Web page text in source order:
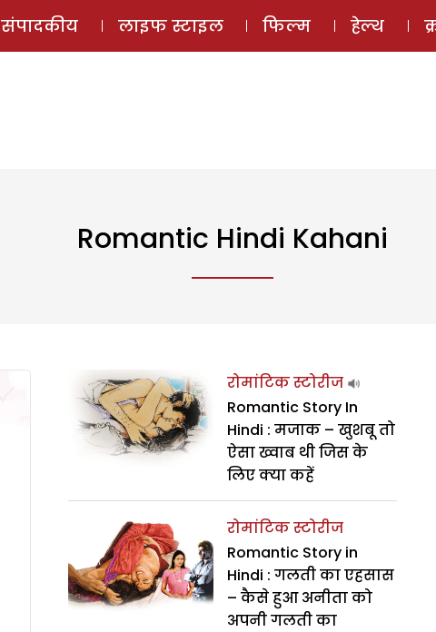
ई-मैगज़ीन
संपादकीय लाइफ स्टाइल फिल्म हेल्थ
Romantic Hindi Kahani
रोमांटिक स्टोरीज
Romantic Story In
Hindi : मजाक – खुशबू तो
ऐसा ख्वाब थी जिस के
लिए क्या कहें
रोमांटिक स्टोरीज
Romantic Story in
Hindi : गलती का एहसास
– कैसे हुआ अनीता को
अपनी गलती का